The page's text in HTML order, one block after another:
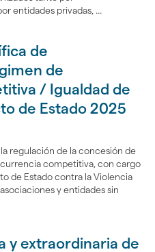
entidades privadas, ...
de
de
/ Igualdad de
de Estado 2025
regulación de la concesión de
competitiva, con cargo
de Estado contra la Violencia
y entidades sin
y extraordinaria de